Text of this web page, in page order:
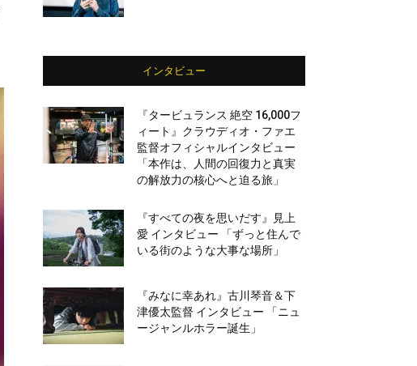
インタビュー
『タービュランス 絶空 16,000フ
ィート』クラウディオ・ファエ
監督オフィシャルインタビュー
「本作は、人間の回復力と真実
の解放力の核心へと迫る旅」
『すべての夜を思いだす』見上
愛 インタビュー 「ずっと住んで
いる街のような大事な場所」
『みなに幸あれ』古川琴音＆下
津優太監督 インタビュー 「ニュ
ージャンルホラー誕生」